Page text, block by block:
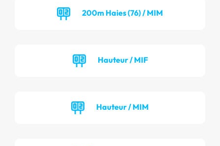
200m Haies (76) / MIM
Hauteur / MIF
Hauteur / MIM